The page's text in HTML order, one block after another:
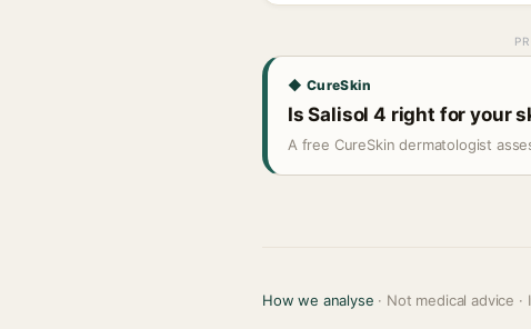
◆ CureSkin
Is Salisol 4 right for your
A free CureSkin dermatologist
How we analyse · Not medical advice